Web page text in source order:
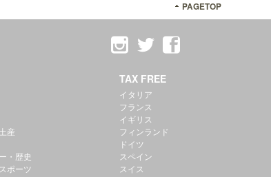
PAGETOP
産
・歴史
ポーツ
TAX FREE
イタリア
フランス
イギリス
フィンランド
ドイツ
スペイン
スイス